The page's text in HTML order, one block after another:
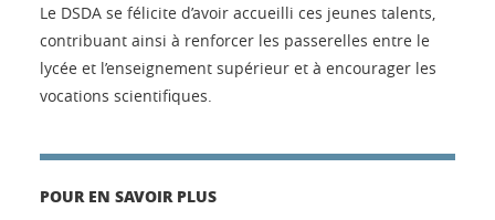
Le DSDA se félicite d’avoir accueilli ces jeunes talents,
contribuant ainsi à renforcer les passerelles entre le
lycée et l’enseignement supérieur et à encourager les
vocations scientifiques.
POUR EN SAVOIR PLUS